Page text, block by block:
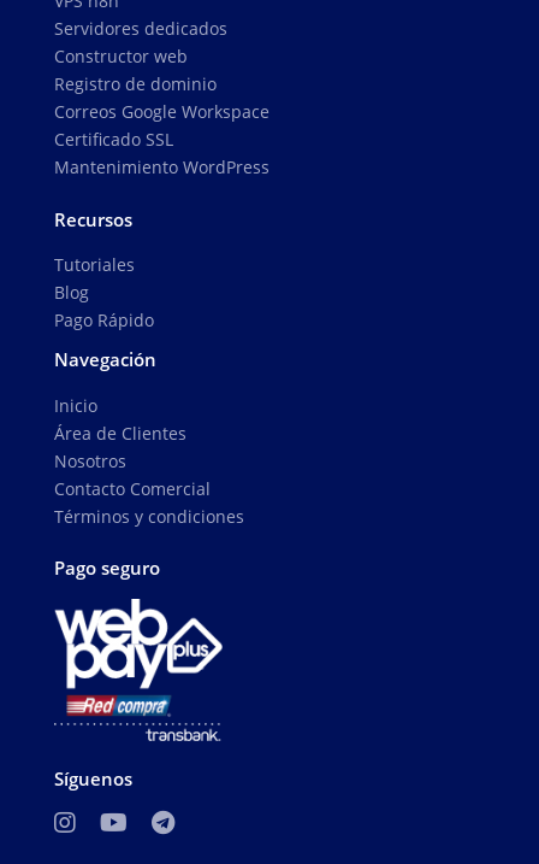
Servidores dedicados
Constructor web
Registro de dominio
Correos Google Workspace
Certificado SSL
Mantenimiento WordPress
Recursos
Tutoriales
Blog
Pago Rápido
Navegación
Inicio
Área de Clientes
Nosotros
Contacto Comercial
Términos y condiciones
Pago seguro
Síguenos